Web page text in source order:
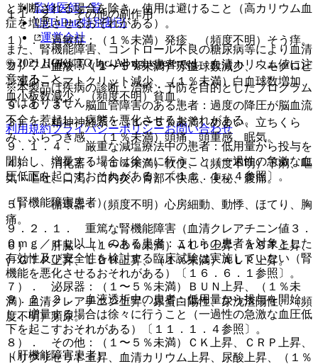
と判断される場合を除き、使用は避けること（高カリウム血
症を増悪させるおそれがある）。
また、腎機能障害、コントロール不良の糖尿病等により血清
カリウム値が高くなりやすい患者では、血清カリウム値に注
意すること。
９．１．３． 脳血管障害のある患者：過度の降圧が脳血流
不全を惹起し、病態を悪化させるおそれがある。
９．１．４． 厳重な減塩療法中の患者：低用量から投与を
開始し、増量する場合は徐々に行うこと（一過性の急激な血
圧低下を起こすおそれがある）〔１１．１．４参照〕。
（腎機能障害患者）
９．２．１． 重篤な腎機能障害（血清クレアチニン値３．
０ｍｇ／ｄＬ以上）のある患者：これらの患者を対象とした
有効性及び安全性を検討する臨床試験は実施していない（腎
機能を悪化させるおそれがある）〔１６．６．１参照〕。
９．２．２． 血液透析中の患者：低用量から投与を開始
し、増量する場合は徐々に行うこと（一過性の急激な血圧低
下を起こすおそれがある）〔１１．１．４参照〕。
（肝機能障害患者）
１１．２． その他の副作用
１）． 過敏症：（１％未満）発疹、（頻度不明）そう痒。
２）． 血液：（１〜５％未満）赤血球数減少、ヘモグロビ
ン減少、ヘマトクリット減少、（１％未満）白血球数増加、
血小板数減少、（頻度不明）貧血。
３）． 精神神経系：（１〜５％未満）めまい、立ちくら
み、ふらつき感、（１％未満）頭痛、頭重感、眠気。
４）． 消化器：（１％未満）軟便、（頻度不明）下痢、嘔
気・嘔吐、口渇、口内炎、胃部不快感、便秘、腹痛。
５）． 循環器：（頻度不明）心房細動、動悸、ほてり、胸
痛。
６）． 肝臓：（１〜５％未満）ＡＬＴ上昇、ＡＳＴ上昇、
γ−ＧＴＰ上昇、ＬＤＨ上昇、（１％未満）ＡＬＰ上昇。
７）． 泌尿器：（１〜５％未満）ＢＵＮ上昇、（１％未
満）血清クレアチニン上昇、尿蛋白陽性、尿沈渣陽性、（頻
度不明）頻尿。
８）． その他：（１〜５％未満）ＣＫ上昇、ＣＲＰ上昇、
トリグリセリド上昇、血清カリウム上昇、尿酸上昇、（１％
監修医師一覧
UpToDate特別割引
運営会社
© 2021 HOKUTO Inc. All rights reserved.
※本製品は疾病の診断・治療・予防を目的としたプログラム
ではありません。
利用規約プライバシーポリシーお問い合わせ